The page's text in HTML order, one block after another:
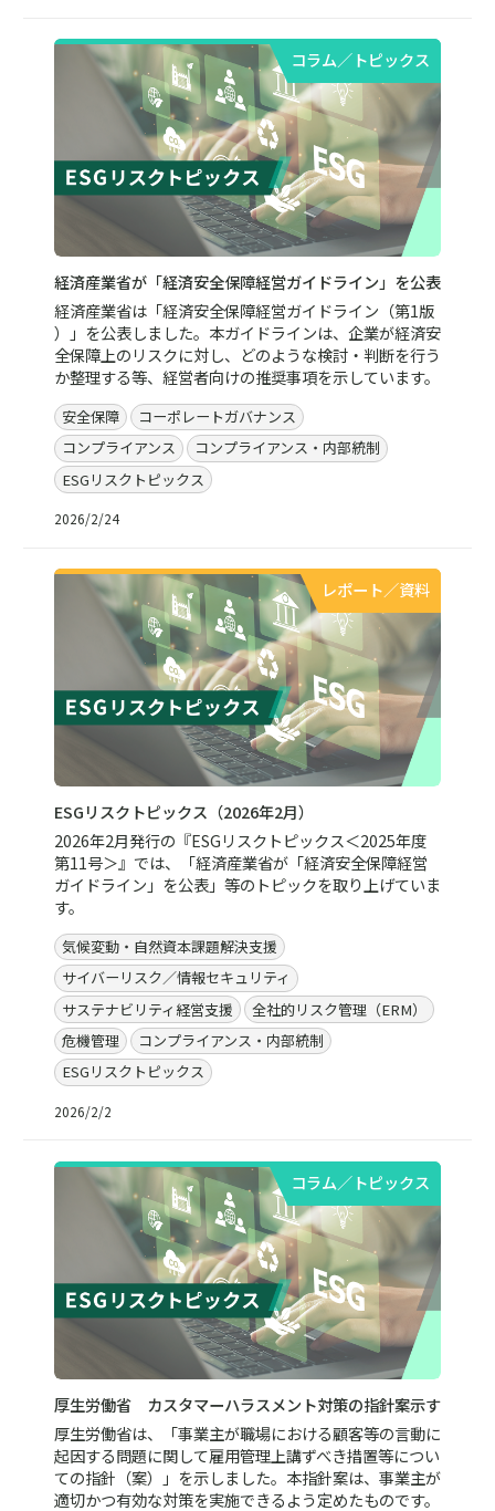
コラム／トピックス
経済産業省が「経済安全保障経営ガイドライン」を公表
経済産業省は「経済安全保障経営ガイドライン（第1版
）」を公表しました。本ガイドラインは、企業が経済安
全保障上のリスクに対し、どのような検討・判断を行う
か整理する等、経営者向けの推奨事項を示しています。
安全保障
コーポレートガバナンス
コンプライアンス
コンプライアンス・内部統制
ESGリスクトピックス
2026/2/24
レポート／資料
ESGリスクトピックス（2026年2月）
2026年2月発行の『ESGリスクトピックス＜2025年度
第11号＞』では、「経済産業省が「経済安全保障経営
ガイドライン」を公表」等のトピックを取り上げていま
す。
気候変動・自然資本課題解決支援
サイバーリスク／情報セキュリティ
サステナビリティ経営支援
全社的リスク管理（ERM）
危機管理
コンプライアンス・内部統制
ESGリスクトピックス
2026/2/2
コラム／トピックス
厚生労働省 カスタマーハラスメント対策の指針案示す
厚生労働省は、「事業主が職場における顧客等の言動に
起因する問題に関して雇用管理上講ずべき措置等につい
ての指針（案）」を示しました。本指針案は、事業主が
適切かつ有効な対策を実施できるよう定めたものです。